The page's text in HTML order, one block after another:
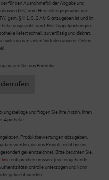
für den Ausnahmefall der Abgabe und
(KK) vom Hersteller gegenüber der
gem. § III 1, S. 2 AMG anzugeben ist und im
ausgezahlt wird. Bei Doppelpackungen
liefert schnell, zuverlässig und diskret.
sich von den vielen Vorteilen unseres Online-
nutzen Sie das Formular:
und fragen Sie Ihre Ärztin, Ihren
Apotheke.
Produktbewertungen abzugeben.
werden, die das Produkt nicht bei uns
gekennzeichnet. Bitte beachten Sie,
entsprechen müssen. Jede eingehende
unterzogen und kann
gelöscht werden.